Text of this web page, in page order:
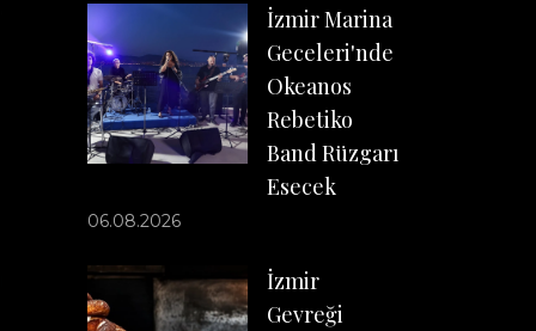
İzmir Marina
Geceleri'nde
Okeanos
Rebetiko
Band Rüzgarı
Esecek
06.08.2026
İzmir
Gevreği